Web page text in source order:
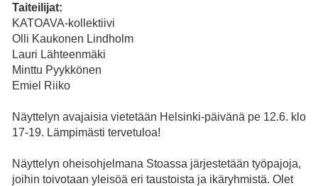
Taiteilijat:
KATOAVA-kollektiivi
Olli Kaukonen Lindholm
Lauri Lähteenmäki
Minttu Pyykkönen
Emiel Riiko
Näyttelyn avajaisia vietetään Helsinki-päivänä pe 12.6. klo
17-19. Lämpimästi tervetuloa!
Näyttelyn oheisohjelmana Stoassa järjestetään työpajoja,
joihin toivotaan yleisöä eri taustoista ja ikäryhmistä. Olet